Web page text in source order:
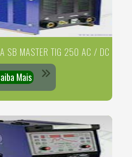
SB MASTER TIG 250 AC / DC
Mais